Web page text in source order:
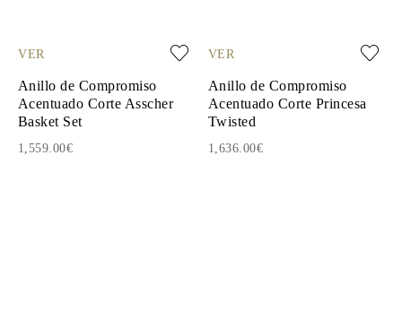
VER
Anillo de Compromiso
Acentuado Corte Asscher
Basket Set
1,559.00€
VER
Anillo de Compromiso
Acentuado Corte Princesa
Twisted
1,636.00€